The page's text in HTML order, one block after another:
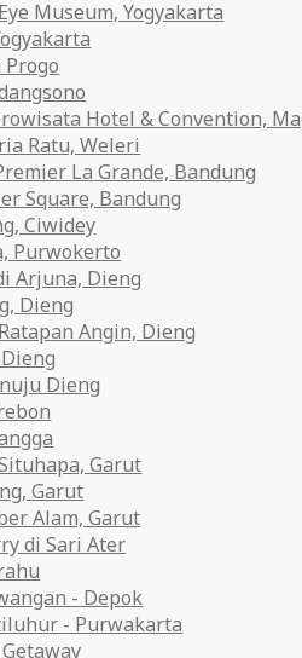
Museum, Yogyakarta
Hotel & Convention,
Ratu, Weleri
La Grande, Bandung
Square, Bandung
Ciwidey
Purwokerto
Arjuna, Dieng
Dieng
Angin, Dieng
Dieng
Garut
Garut
Alam, Garut
di Sari Ater
- Depok
- Purwakarta